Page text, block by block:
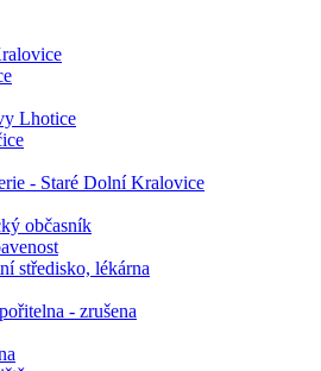
Lhotice
- Staré Dolní Kralovice
občasník
středisko, lékárna
- zrušena